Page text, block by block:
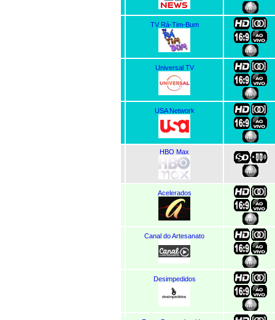
TV Rá-Tim-Bum
Universal TV
USA Network
HBO Max
Acelerados
Canal do Artesanato
Desimpedidos